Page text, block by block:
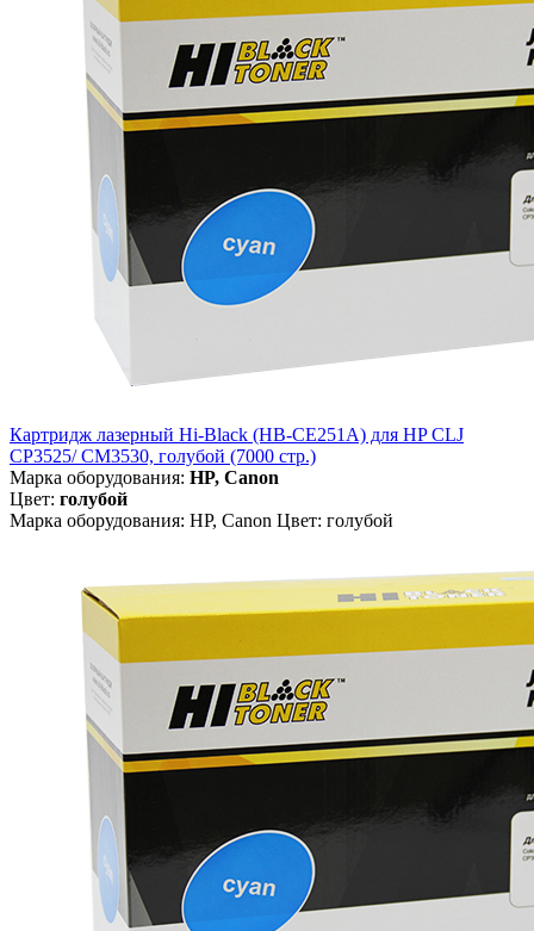
Картридж лазерный Hi-Black (HB-CE251A) для HP CLJ
CP3525/ CM3530, голубой (7000 стр.)
Марка оборудования: HP, Canon
Цвет: голубой
Марка оборудования: HP, Canon Цвет: голубой